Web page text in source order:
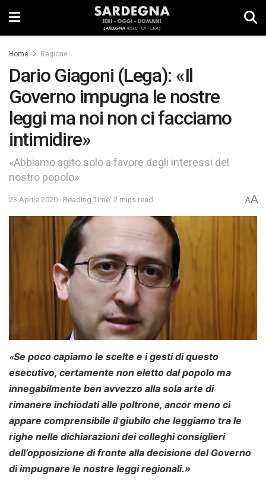
Home Regione
Dario Giagoni (Lega): «Il
Governo impugna le nostre
leggi ma noi non ci facciamo
intimidire»
«Abbiamo agito solo a favore degli interessi del
nostro popolo»
23 Aprile 2020 Reading Time: 2 mins read AA
«Se poco capiamo le scelte e i gesti di questo
esecutivo, certamente non eletto dal popolo ma
innegabilmente ben avvezzo alla sola arte di
rimanere inchiodati alle poltrone, ancor meno ci
appare comprensibile il giubilo che leggiamo tra le
righe nelle dichiarazioni dei colleghi consiglieri
dell’opposizione di fronte alla decisione del Governo
di impugnare le nostre leggi regionali.»